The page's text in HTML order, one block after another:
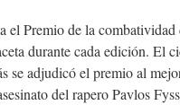
el Premio de la
durante cada edición. El
se adjudicó el premio al
del rapero Pavlos